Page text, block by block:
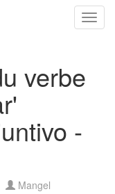
verbe
-
Mangel